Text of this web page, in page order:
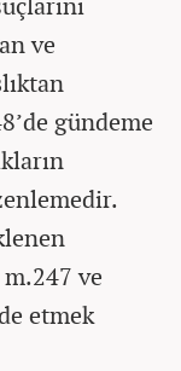
ve
gündeme
ve
etmek